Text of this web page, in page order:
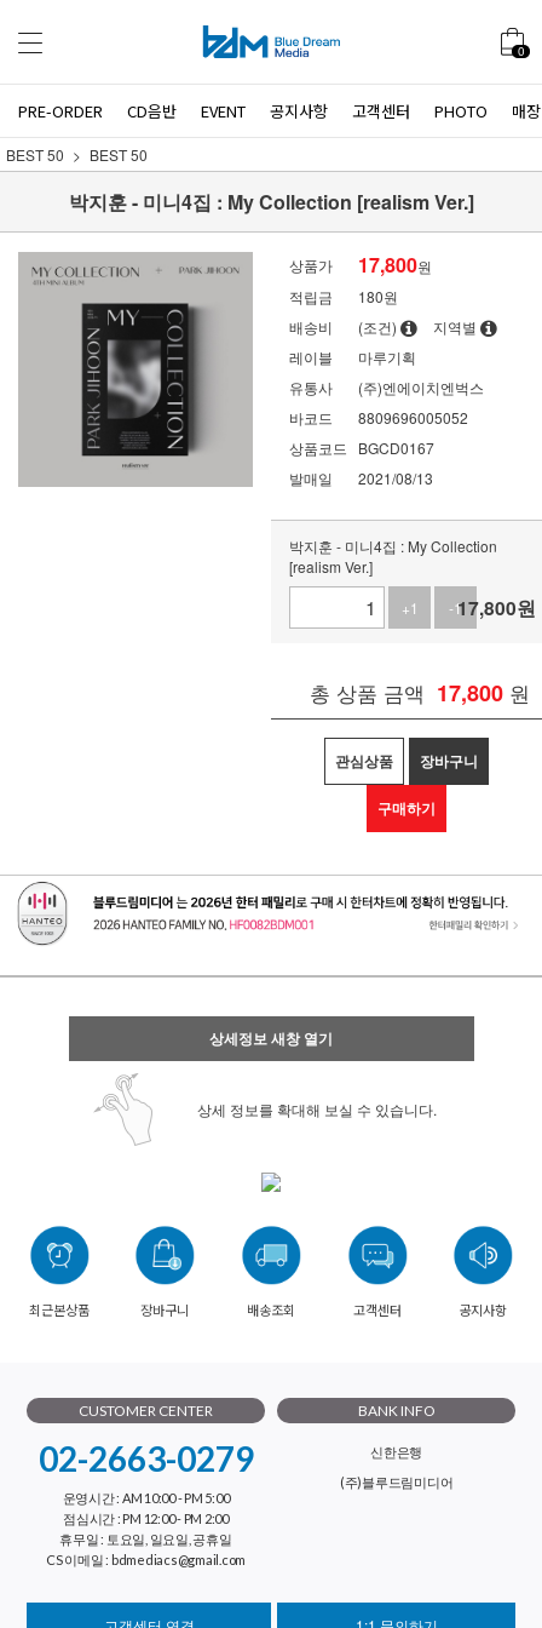
0
PRE-ORDER CD음반 EVENT 공지사항 고객센터 PHOTO 매
BEST 50 BEST 50
박지훈 - 미니4집 : My Collection [realism Ver.]
상품가 17,800원
적립금
180원
배송비
(조건)
지역별
레이블
마루기획
유통사
(주)엔에이치엔벅스
바코드
8809696005052
상품코드
BGCD0167
발매일
2021/08/13
박지훈 - 미니4집 : My Collection
[realism Ver.]
+1
-117,800원
총 상품 금액 17,800 원
관심상품 장바구니
구매하기
상세정보 새창 열기
상세 정보를 확대해 보실 수 있습니다.
최근본상품 장바구니 배송조회 고객센터 공지사항
CUSTOMER CENTER
02-2663-0279
운영시간 : AM 10:00 - PM 5:00
점심시간 : PM 12:00 - PM 2:00
휴무일 : 토요일, 일요일, 공휴일
CS 이메일 : bdmediacs@gmail.com
BANK INFO
신한은행
(주)블루드림미디어